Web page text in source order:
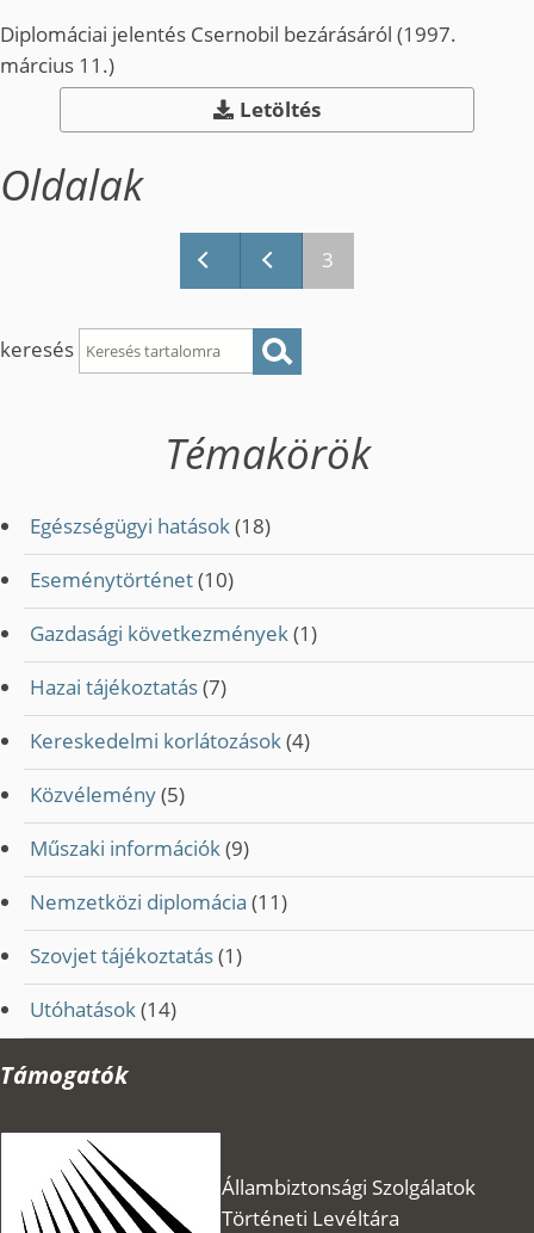
Diplomáciai jelentés Csernobil bezárásáról (1997.
március 11.)
Letöltés
Oldalak
3
keresés
Témakörök
Egészségügyi hatások(18)
Eseménytörténet(10)
Gazdasági következmények(1)
Hazai tájékoztatás(7)
Kereskedelmi korlátozások(4)
Közvélemény(5)
Műszaki információk(9)
Nemzetközi diplomácia (11)
Szovjet tájékoztatás(1)
Utóhatások(14)
Támogatók
Állambiztonsági Szolgálatok
Történeti Levéltára